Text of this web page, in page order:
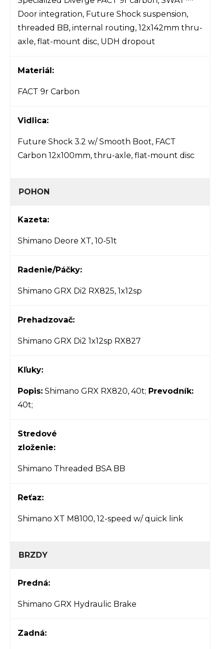
Door integration, Future Shock suspension,
threaded BB, internal routing, 12x142mm thru-
axle, flat-mount disc, UDH dropout
Materiál:
FACT 9r Carbon
Vidlica:
Future Shock 3.2 w/ Smooth Boot, FACT
Carbon 12x100mm, thru-axle, flat-mount disc
POHON
Kazeta:
Shimano Deore XT, 10-51t
Radenie/Páčky:
Shimano GRX Di2 RX825, 1x12sp
Prehadzovač:
Shimano GRX Di2 1x12sp RX827
Kľuky:
Popis: Shimano GRX RX820, 40t; Prevodník:
40t;
Stredové
zloženie:
Shimano Threaded BSA BB
Reťaz:
Shimano XT M8100, 12-speed w/ quick link
BRZDY
Predná:
Shimano GRX Hydraulic Brake
Zadná: